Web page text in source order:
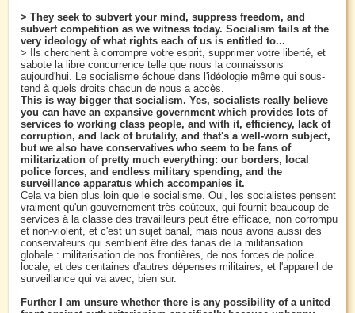
> They seek to subvert your mind, suppress freedom, and
subvert competition as we witness today. Socialism fails at the
very ideology of what rights each of us is entitled to...
> Ils cherchent à corrompre votre esprit, supprimer votre liberté, et
sabote la libre concurrence telle que nous la connaissons
aujourd'hui. Le socialisme échoue dans l'idéologie même qui sous-
tend à quels droits chacun de nous a accès.
This is way bigger that socialism. Yes, socialists really believe
you can have an expansive government which provides lots of
services to working class people, and with it, efficiency, lack of
corruption, and lack of brutality, and that's a well-worn subject,
but we also have conservatives who seem to be fans of
militarization of pretty much everything: our borders, local
police forces, and endless military spending, and the
surveillance apparatus which accompanies it.
Cela va bien plus loin que le socialisme. Oui, les socialistes pensent
vraiment qu'un gouvernement très coûteux, qui fournit beaucoup de
services à la classe des travailleurs peut être efficace, non corrompu
et non-violent, et c'est un sujet banal, mais nous avons aussi des
conservateurs qui semblent être des fanas de la militarisation
globale : militarisation de nos frontières, de nos forces de police
locale, et des centaines d'autres dépenses militaires, et l'appareil de
surveillance qui va avec, bien sur.
Further I am unsure whether there is any possibility of a united